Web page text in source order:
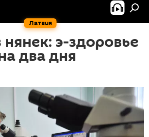
Латвия
э-здоровье
два дня